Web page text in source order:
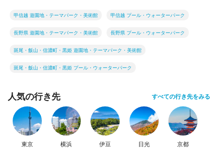
甲信越 遊園地・テーマパーク・美術館 甲信越 プール・ウォーターパーク
長野県 遊園地・テーマパーク・美術館 長野県 プール・ウォーターパーク
斑尾・飯山・信濃町・黒姫 遊園地・テーマパーク・美術館
斑尾・飯山・信濃町・黒姫 プール・ウォーターパーク
人気の行き先 すべての行き先をみる
東京 横浜 伊豆 日光 京都